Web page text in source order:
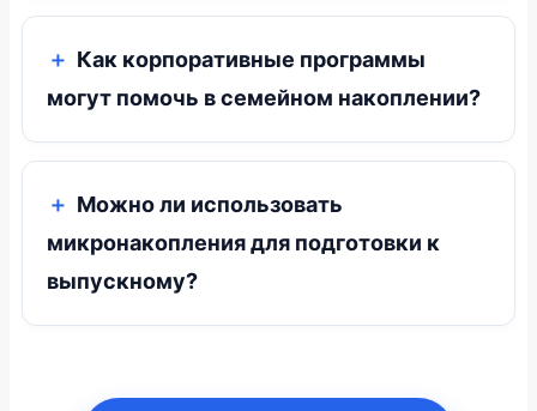
Как корпоративные программы
могут помочь в семейном накоплении?
Можно ли использовать
микронакопления для подготовки к
выпускному?